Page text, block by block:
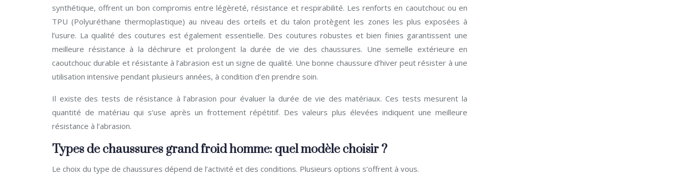
synthétique, offrent un bon compromis entre légèreté, résistance et respirabilité. Les renforts en caoutchouc ou en
TPU (Polyuréthane thermoplastique) au niveau des orteils et du talon protègent les zones les plus exposées à
l’usure. La qualité des coutures est également essentielle. Des coutures robustes et bien finies garantissent une
meilleure résistance à la déchirure et prolongent la durée de vie des chaussures. Une semelle extérieure en
caoutchouc durable et résistante à l’abrasion est un signe de qualité. Une bonne chaussure d’hiver peut résister à une
utilisation intensive pendant plusieurs années, à condition d’en prendre soin.
Il existe des tests de résistance à l’abrasion pour évaluer la durée de vie des matériaux. Ces tests mesurent la
quantité de matériau qui s’use après un frottement répétitif. Des valeurs plus élevées indiquent une meilleure
résistance à l’abrasion.
Types de chaussures grand froid homme: quel modèle choisir ?
Le choix du type de chaussures dépend de l’activité et des conditions. Plusieurs options s’offrent à vous.